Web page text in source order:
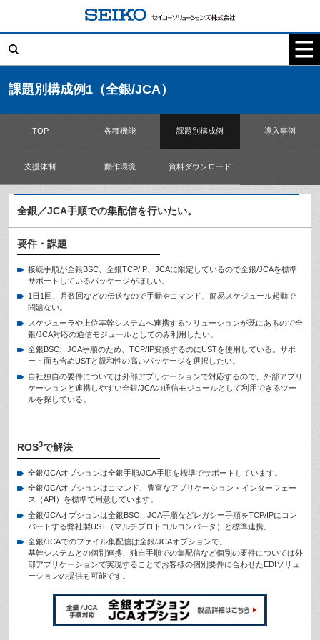
索:
課題別構成例1（全銀/JCA）
TOP 各種機能 課題別構成例 導入事例
支援体制 動作環境 資料ダウンロード
全銀／JCA手順での集配信を行いたい。
要件・課題
接続手順が全銀BSC、全銀TCP/IP、JCAに限定しているので全銀/JCAを標準
サポートしているパッケージがほしい。
1日1回、月数回などの伝送なので手動やコマンド、簡易スケジュール起動で
問題ない。
スケジューラや上位基幹システムへ連携するソリューションが既にあるので全
銀/JCA対応の通信モジュールとしてのみ利用したい。
全銀BSC、JCA手順のため、TCP/IP変換するのにUSTを使用している。サポ
ート面も含めUSTと親和性の高いパッケージを選択したい。
自社独自の要件については外部アプリケーションで対応するので、外部アプリ
ケーションと連携しやすい全銀/JCAの通信モジュールとして利用できるツー
ルを探している。
ROS3で解決
全銀/JCAオプションは全銀手順/JCA手順を標準でサポートしています。
全銀/JCAオプションはコマンド、豊富なアプリケーション・インターフェー
ス（API）を標準で用意しています。
全銀/JCAオプションは全銀BSC、JCA手順などレガシー手順をTCP/IPにコン
バートする弊社製UST（マルチプロトコルコンバータ）と標準連携。
全銀/JCAでのファイル集配信は全銀/JCAオプションで。
基幹システムとの個別連携、独自手順での集配信など個別の要件については外
部アプリケーションで実現することでお客様の個別要件に合わせたEDIソリュ
ーションの提供も可能です。